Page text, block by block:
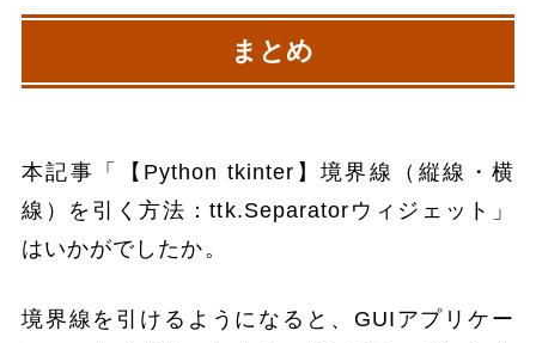
まとめ
本記事「【Python tkinter】境界線（縦線・横
線）を引く方法：ttk.Separatorウィジェット」
はいかがでしたか。
境界線を引けるようになると、GUIアプリケー